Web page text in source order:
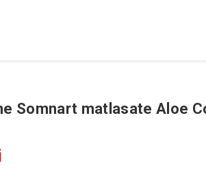
Somnart matlasate Aloe